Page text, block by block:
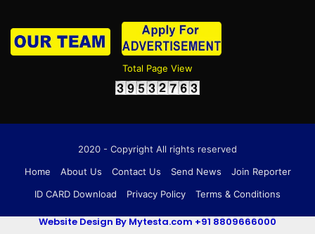
Total Page View
2020 - Copyright All rights reserved
Home
About Us Contact Us Send News
Join Reporter
ID CARD Download
Privacy Policy Terms & Conditions
Website Design By Mytesta.com +91 8809666000